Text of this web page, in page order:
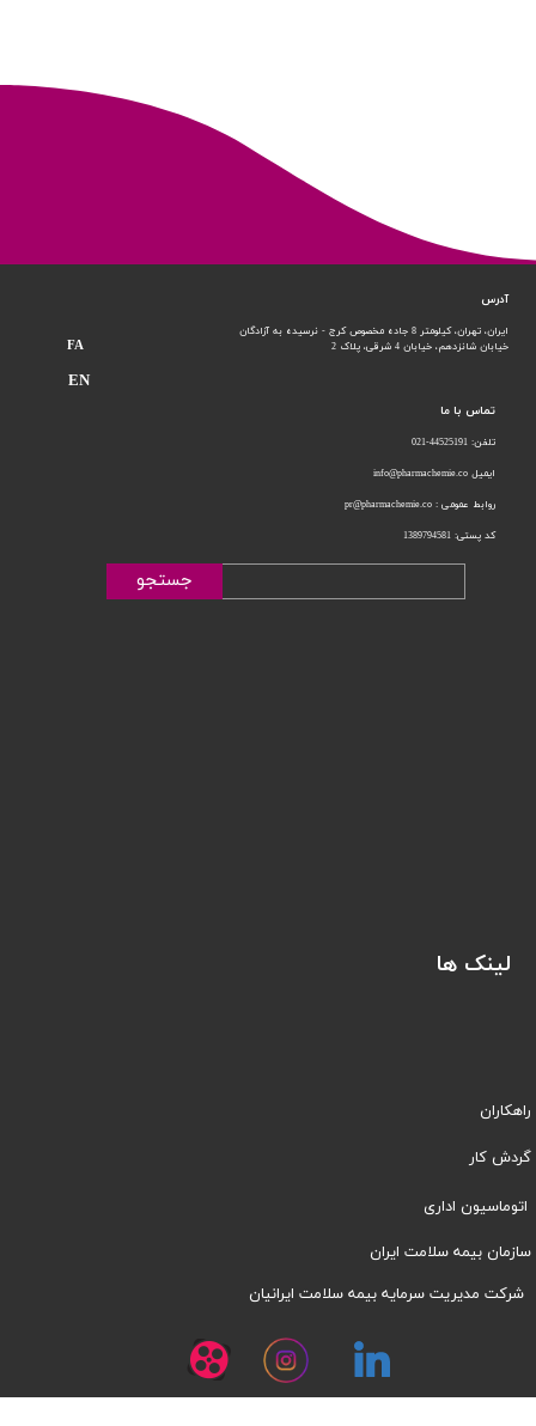
تماس با ما
تلفن: 44525191-021
ایمیل info@pharmachemie.co
روابط عمومی : pr@pharmachemie.co
کد پستی: 1389794581
آدرس
ایران، تهران، کیلومتر 8 جاده مخصوص کرج - نرسیده به آزادگان
خیابان شانزدهم، خیابان 4 شرقی، پلاک 2
جستجو
لینک ها
راهکاران
​​گردش کار
اتوماسیون اداری
سازمان بیمه سلامت ایران
شرکت مدیریت سرمایه بیمه سلامت ایرانیان
FA